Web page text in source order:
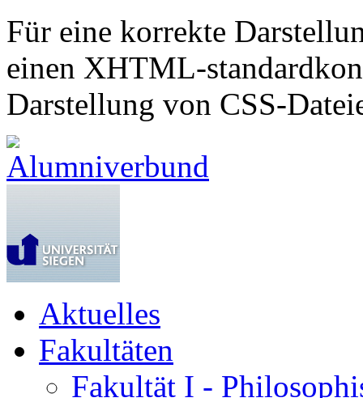
Für eine korrekte
einen XHTML-
Darstellung von CSS-
Aktuelles
Fakultäten
Fakultät I -